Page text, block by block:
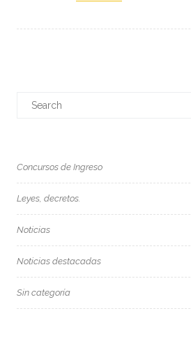
Concursos de Ingreso
Leyes, decretos.
Noticias
Noticias destacadas
Sin categoría